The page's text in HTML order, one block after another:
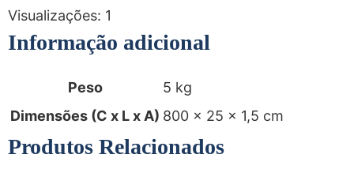
Visualizações: 1
Informação adicional
Peso
5 kg
Dimensões (C x L x A) 800 × 25 × 1,5 cm
Produtos Relacionados